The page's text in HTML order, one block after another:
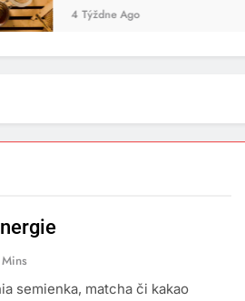
Ago
semienka, matcha či kakao